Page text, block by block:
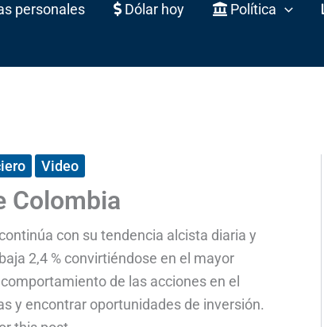
personales Dólar hoy Política
Video
Colombia
con su tendencia alcista diaria y
2,4 % convirtiéndose en el mayor
de las acciones en el
y encontrar oportunidades de inversión.